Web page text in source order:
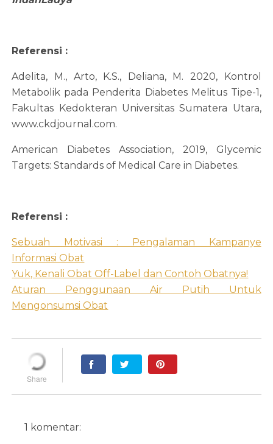
Referensi :
Adelita, M., Arto, K.S., Deliana, M. 2020, Kontrol
Metabolik pada Penderita Diabetes Melitus Tipe-1,
Fakultas Kedokteran Universitas Sumatera Utara,
www.ckdjournal.com.
American Diabetes Association, 2019, Glycemic
Targets: Standards of Medical Care in Diabetes.
Referensi :
Sebuah Motivasi : Pengalaman Kampanye
Informasi Obat
Yuk, Kenali Obat Off-Label dan Contoh Obatnya!
Aturan Penggunaan Air Putih Untuk
Mengonsumsi Obat
1 komentar: